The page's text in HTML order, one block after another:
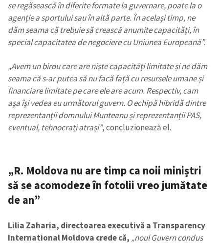
se regăsească în diferite formate la guvernare, poate la o
agenție a sportului sau în altă parte. În același timp, ne
dăm seama că trebuie să crească anumite capacități, în
special capacitatea de negociere cu Uniunea Europeană”.
„Avem un birou care are niște capacități limitate și ne dăm
seama că s-ar putea să nu facă față cu resursele umane și
financiare limitate pe care ele are acum. Respectiv, cam
așa își vedea eu următorul guvern. O echipă hibridă dintre
reprezentanții domnului Munteanu și reprezentanții PAS,
eventual, tehnocrați atrași”, concluzionează el.
„R. Moldova nu are timp ca noii miniștri
să se acomodeze în fotolii vreo jumătate
de an”
Lilia Zaharia, directoarea executivă a Transparency
International Moldova crede că, „noul Guvern condus